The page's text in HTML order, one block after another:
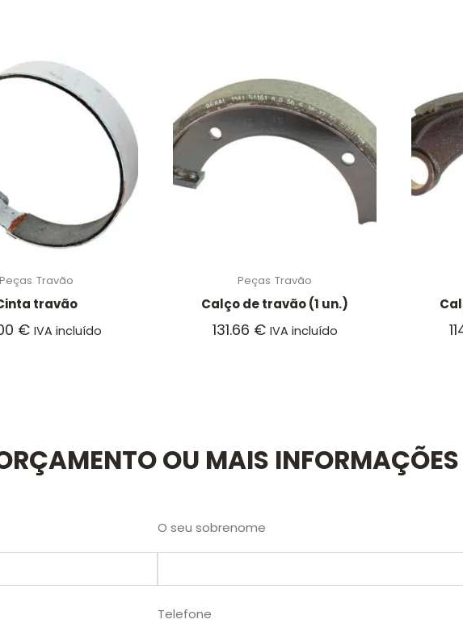
Peças Travão
travão
€ IVA incluído
Peças Travão
Calço de travão (1 un.)
131.66 € IVA incluído
OU MAIS INFORMAÇÕES
O seu sobrenome
Telefone